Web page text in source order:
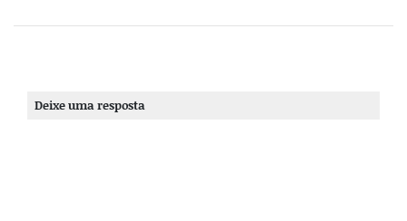
Deixe uma resposta